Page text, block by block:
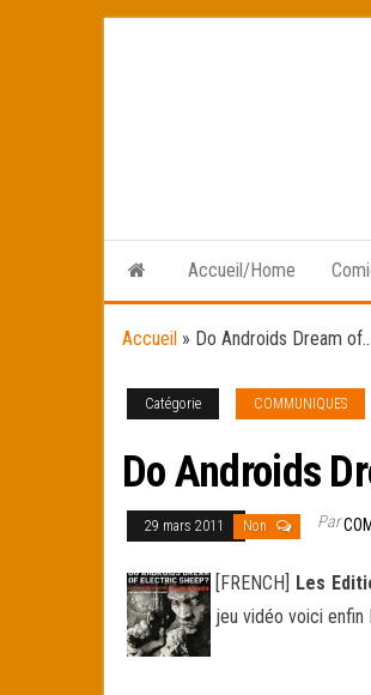
Accueil/Home
Accueil » Do Androids Dream
Catégorie COMMUNIQUES
Do Androids
29 mars 2011 Non Par
[FRENCH] Les
jeu vidéo voici enfin